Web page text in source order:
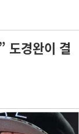
도경완이 결